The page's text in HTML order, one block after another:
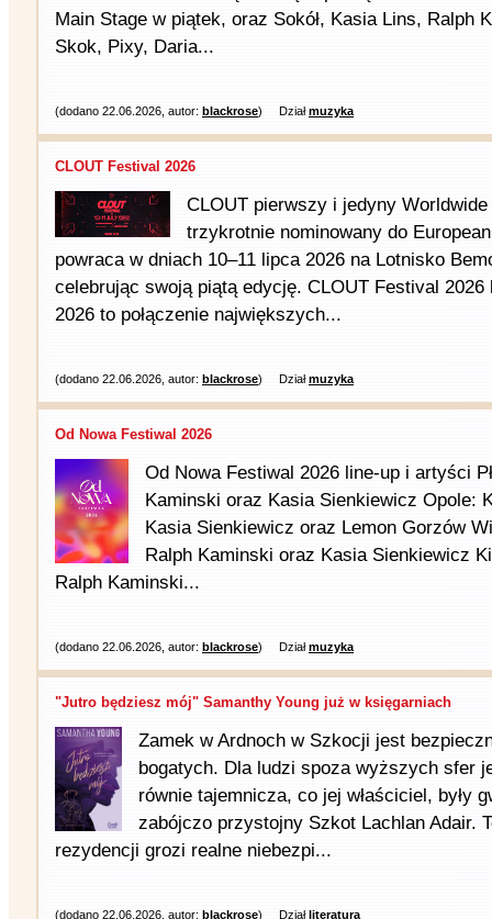
Main Stage w piątek, oraz Sokół, Kasia Lins, Ralph
Skok, Pixy, Daria...
(dodano 22.06.2026, autor: blackrose) Działmuzyka
CLOUT Festival 2026
CLOUT pierwszy i jedyny
trzykrotnie nominowany do
powraca w dniach 10–11 lipca 2026 na Lotnisko
celebrując swoją piątą edycję. CLOUT Festival 2026
2026 to połączenie największych...
(dodano 22.06.2026, autor: blackrose) Działmuzyka
Od Nowa Festiwal 2026
Od Nowa Festiwal 2026 line-up i artyści
Kaminski oraz Kasia Sienkiewicz Opole:
Kasia Sienkiewicz oraz Lemon Gorzów
Ralph Kaminski oraz Kasia Sienkiewicz
Ralph Kaminski...
(dodano 22.06.2026, autor: blackrose) Działmuzyka
"Jutro będziesz mój" Samanthy Young już w księgarniach
Zamek w Ardnoch w Szkocji jest
bogatych. Dla ludzi spoza wyższych sfer
równie tajemnicza, co jej właściciel, były
zabójczo przystojny Szkot Lachlan Adair.
rezydencji grozi realne niebezpi...
(dodano 22.06.2026, autor: blackrose) Działliteratura